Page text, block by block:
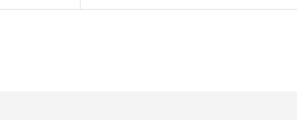
جنس شیشه : مینرال گلس با جنس